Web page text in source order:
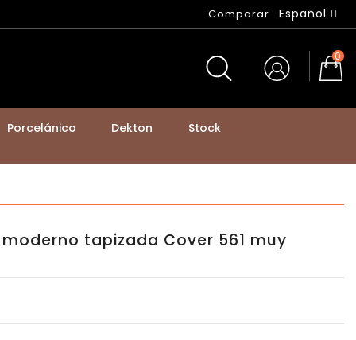
Comparar Español
0
Porcelánico Dekton
Stock
tapizada Cover 561 muy